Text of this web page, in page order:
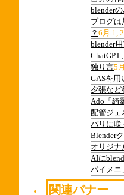
blender
ブログは
？ 6月 1,
blender
独り言5
GASを
夕張など
Ado「綺
配管ジェ
パリに
Blender
オリジナ
AIに
パイメニ
関連バナー